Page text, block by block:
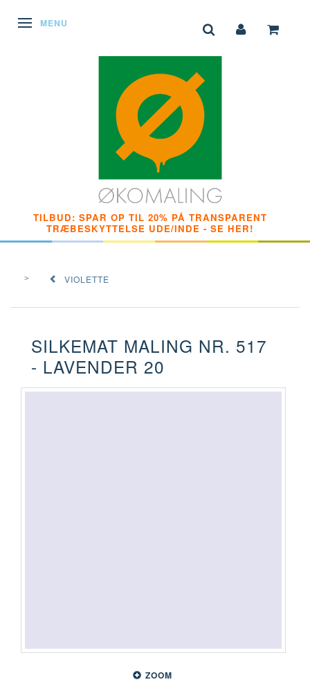
SKIFTE NAVIGATION
MENU
TILBUD: SPAR OP TIL 20% PÅ TRANSPARENT
TRÆBESKYTTELSE UDE/INDE - SE HER!
VIOLETTE
SILKEMAT MALING NR. 517
- LAVENDER 20
ZOOM